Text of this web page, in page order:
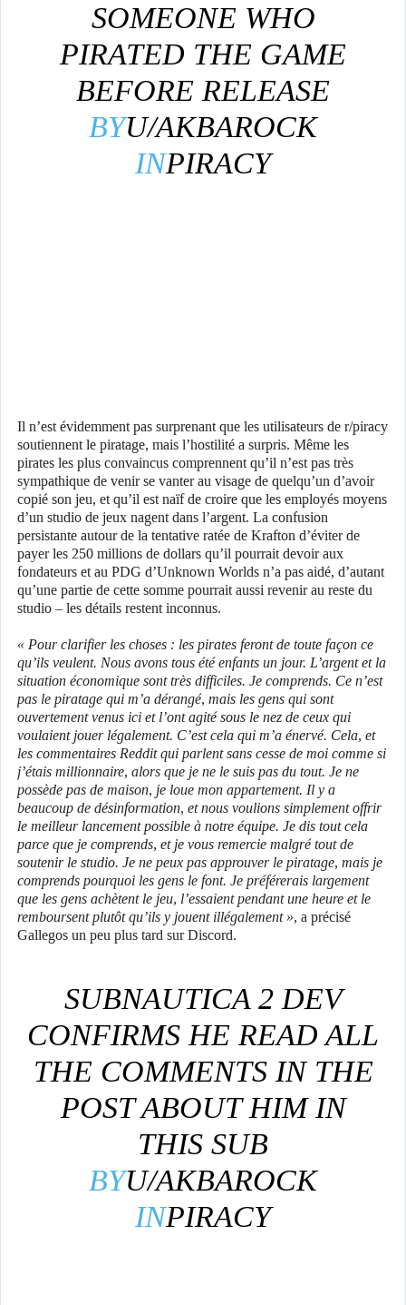
SOMEONE WHO
PIRATED THE GAME
BEFORE RELEASE
BYU/AKBAROCK
INPIRACY
Il n’est évidemment pas surprenant que les utilisateurs de r/piracy
soutiennent le piratage, mais l’hostilité a surpris. Même les
pirates les plus convaincus comprennent qu’il n’est pas très
sympathique de venir se vanter au visage de quelqu’un d’avoir
copié son jeu, et qu’il est naïf de croire que les employés moyens
d’un studio de jeux nagent dans l’argent. La confusion
persistante autour de la tentative ratée de Krafton d’éviter de
payer les 250 millions de dollars qu’il pourrait devoir aux
fondateurs et au PDG d’Unknown Worlds n’a pas aidé, d’autant
qu’une partie de cette somme pourrait aussi revenir au reste du
studio – les détails restent inconnus.
« Pour clarifier les choses : les pirates feront de toute façon ce
qu’ils veulent. Nous avons tous été enfants un jour. L’argent et la
situation économique sont très difficiles. Je comprends. Ce n’est
pas le piratage qui m’a dérangé, mais les gens qui sont
ouvertement venus ici et l’ont agité sous le nez de ceux qui
voulaient jouer légalement. C’est cela qui m’a énervé. Cela, et
les commentaires Reddit qui parlent sans cesse de moi comme si
j’étais millionnaire, alors que je ne le suis pas du tout. Je ne
possède pas de maison, je loue mon appartement. Il y a
beaucoup de désinformation, et nous voulions simplement offrir
le meilleur lancement possible à notre équipe. Je dis tout cela
parce que je comprends, et je vous remercie malgré tout de
soutenir le studio. Je ne peux pas approuver le piratage, mais je
comprends pourquoi les gens le font. Je préférerais largement
que les gens achètent le jeu, l’essaient pendant une heure et le
remboursent plutôt qu’ils y jouent illégalement », a précisé
Gallegos un peu plus tard sur Discord.
SUBNAUTICA 2 DEV
CONFIRMS HE READ ALL
THE COMMENTS IN THE
POST ABOUT HIM IN
THIS SUB
BYU/AKBAROCK
INPIRACY